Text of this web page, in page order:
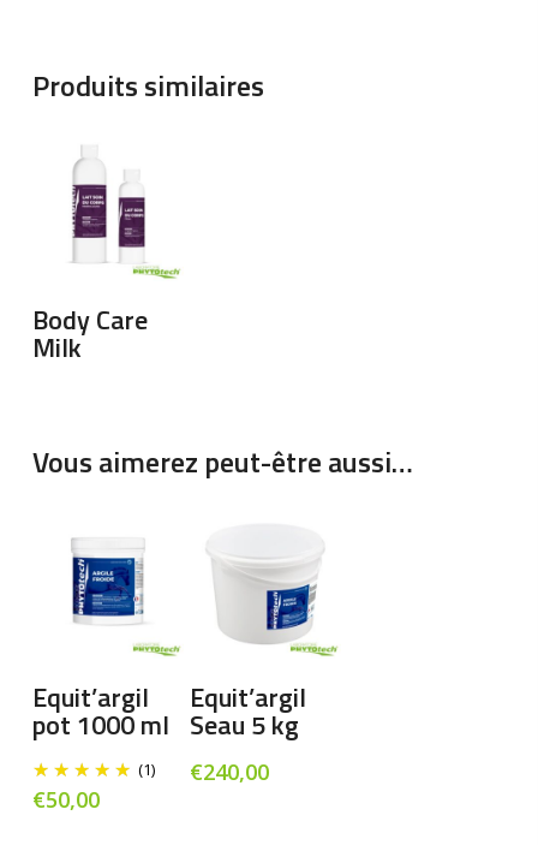
Produits similaires
Body Care
Milk
Vous aimerez peut-être aussi…
Panier
Equit’argil
pot 1000 ml
(1)
€50,00
Panier
Equit’argil
Seau 5 kg
€240,00